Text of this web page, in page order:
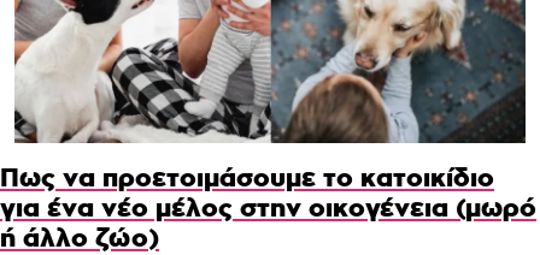
Πως να προετοιμάσουμε το κατοικίδιο
για ένα νέο μέλος στην οικογένεια (μωρό
ή άλλο ζώο)